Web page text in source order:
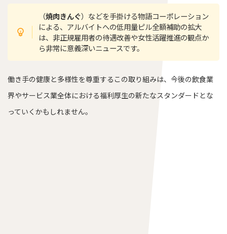
（焼肉きんぐ）などを手掛ける物語コーポレーション
による、アルバイトへの低用量ピル全額補助の拡大
は、非正規雇用者の待遇改善や女性活躍推進の観点か
ら非常に意義深いニュースです。
働き手の健康と多様性を尊重するこの取り組みは、今後の飲食業
界やサービス業全体における福利厚生の新たなスタンダードとな
っていくかもしれません。